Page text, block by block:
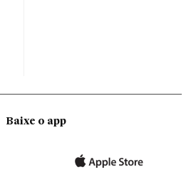
Baixe o app